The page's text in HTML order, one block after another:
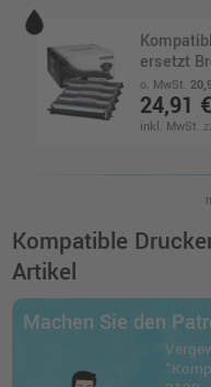
ersetzt
o. MwSt.
24,91 €
inkl. MwSt.
TN-2120
o. MwSt.
2100
o. MwSt.
Kompatible
Artikel
Machen Sie den